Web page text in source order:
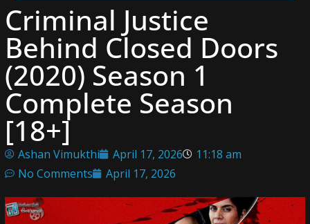
Criminal Justice
Behind Closed Doors
(2020) Season 1
Complete Season
[18+]
Ashan Vimukthi April 17, 2026
11:18 am
No Comments
April 17, 2026